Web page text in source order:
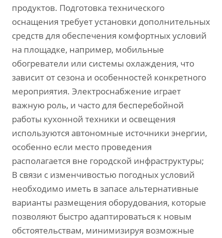
продуктов. Подготовка технического
оснащения требует установки дополнительных
средств для обеспечения комфортных условий
на площадке‚ например‚ мобильные
обогреватели или системы охлаждения‚ что
зависит от сезона и особенностей конкретного
мероприятия. Электроснабжение играет
важную роль‚ и часто для бесперебойной
работы кухонной техники и освещения
используются автономные источники энергии‚
особенно если место проведения
располагается вне городской инфраструктуры;
В связи с изменчивостью погодных условий
необходимо иметь в запасе альтернативные
варианты размещения оборудования‚ которые
позволяют быстро адаптироваться к новым
обстоятельствам‚ минимизируя возможные